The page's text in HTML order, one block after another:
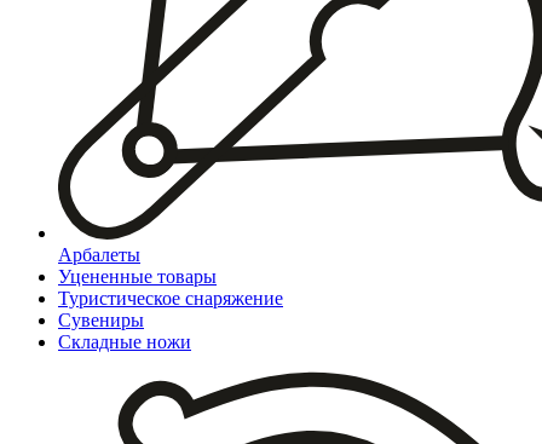
Арбалеты
Уцененные товары
Туристическое снаряжение
Сувениры
Складные ножи